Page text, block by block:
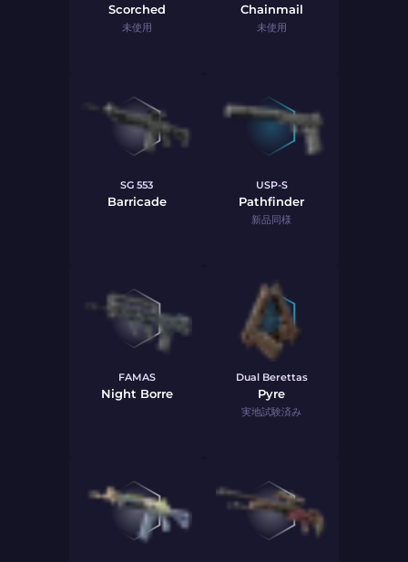
Scorched
未使用
Chainmail
未使用
SG 553
Barricade
USP-S
Pathfinder
新品同様
FAMAS
Night Borre
Dual Berettas
Pyre
実地試験済み